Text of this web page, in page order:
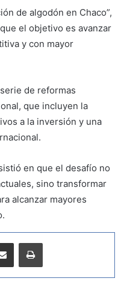
de algodón en Chaco”,
el objetivo es avanzar
y con mayor
de reformas
que incluyen la
a la inversión y una
en que el desafío no
sino transformar
alcanzar mayores